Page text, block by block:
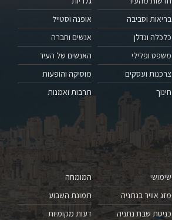
בריאות וסביבה
כלכלה ונדלן
משפט ופלילי
צרכנות ועסקים
חינוך
אופנה וסטייל
אנשים וחברה
האנשים של העיר
מוסיקה והופעות
תרבות ואמנות
שימושי
מזג אוויר בנתניה
כניסת שבת נתניה
המומחה
תמונת השבוע
דעות מקומיות